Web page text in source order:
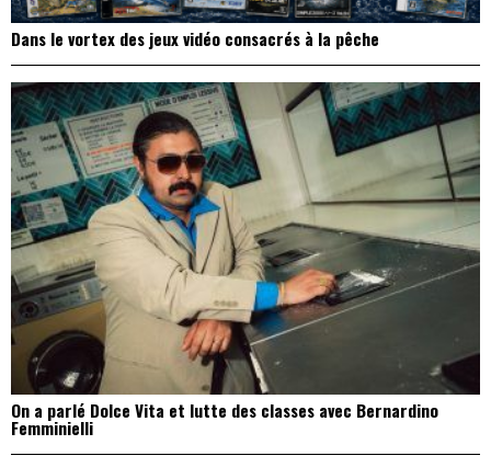
Dans le vortex des jeux vidéo consacrés à la pêche
On a parlé Dolce Vita et lutte des classes avec Bernardino
Femminielli